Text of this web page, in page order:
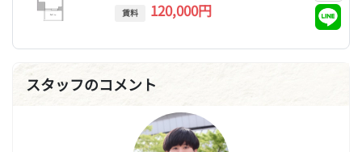
賃料 120,000円
スタッフのコメント